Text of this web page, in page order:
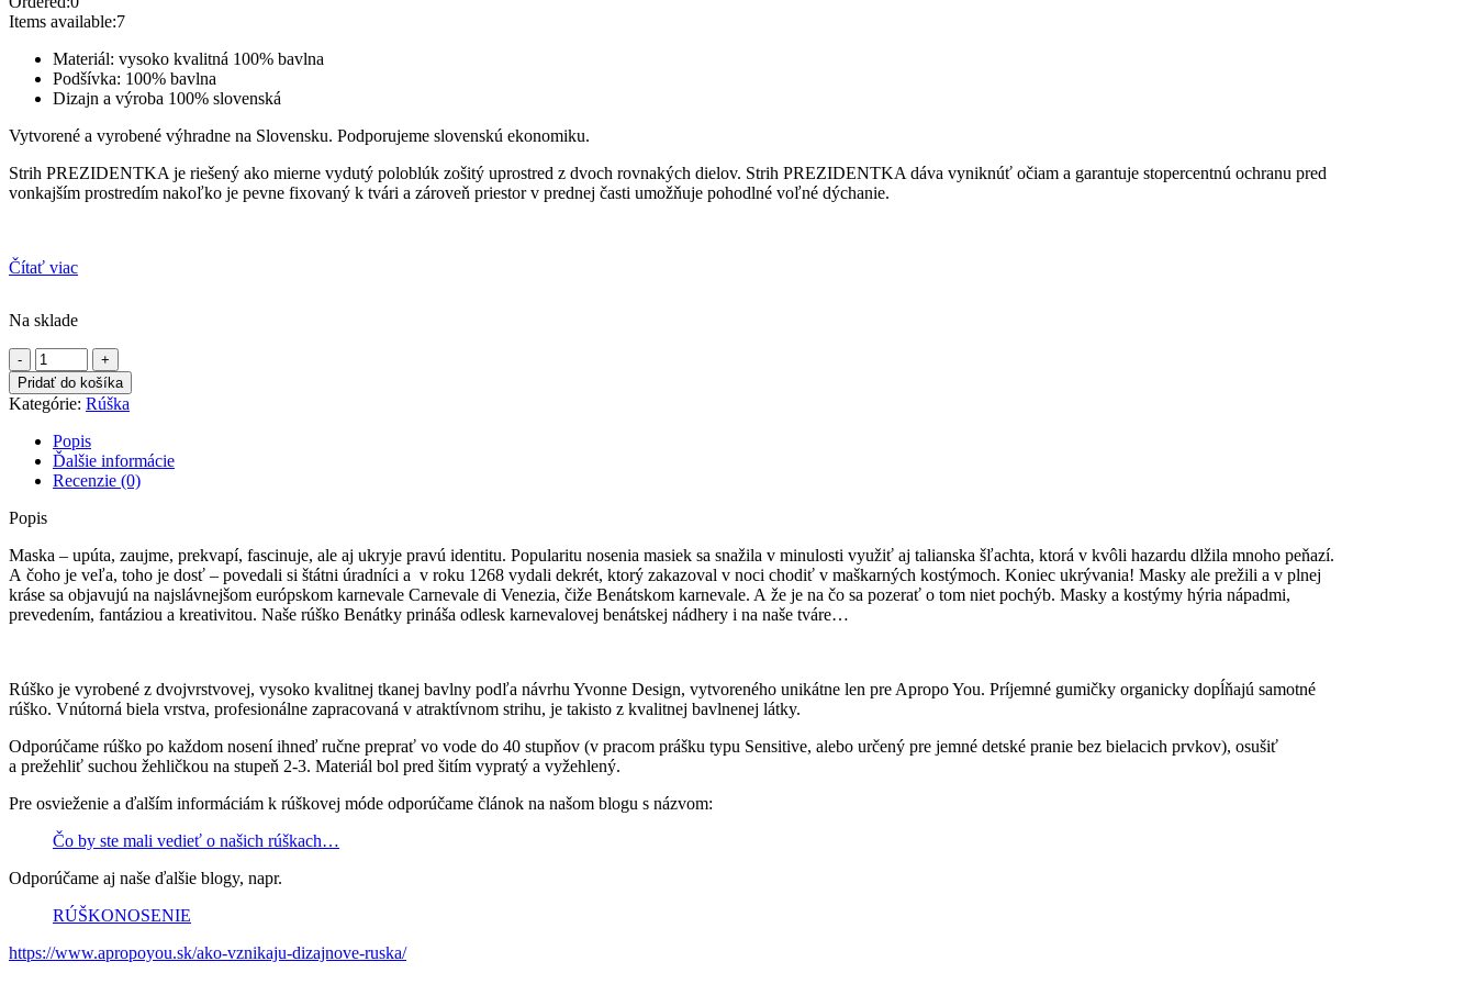
Items available:7
Materiál: vysoko kvalitná 100% bavlna
Podšívka: 100% bavlna
Dizajn a výroba 100% slovenská
Vytvorené a vyrobené výhradne na Slovensku. Podporujeme slovenskú ekonomiku.
Strih PREZIDENTKA je riešený ako mierne vydutý poloblúk zošitý uprostred z dvoch rovnakých dielov. Strih PREZIDENTKA dáva vyniknúť očiam a garantuje stopercentnú ochranu pred
vonkajším prostredím nakoľko je pevne fixovaný k tvári a zároveň priestor v prednej časti umožňuje pohodlné voľné dýchanie.
Čítať viac
Na sklade
množstvo
Rúško
Benátky
Pridať do košíka
Kategórie: Rúška
Popis
Ďalšie informácie
Recenzie (0)
Popis
Maska – upúta, zaujme, prekvapí, fascinuje, ale aj ukryje pravú identitu. Popularitu nosenia masiek sa snažila v minulosti využiť aj talianska šľachta, ktorá v kvôli hazardu dlžila mnoho peňazí.
A čoho je veľa, toho je dosť – povedali si štátni úradníci a v roku 1268 vydali dekrét, ktorý zakazoval v noci chodiť v maškarných kostýmoch. Koniec ukrývania! Masky ale prežili a v plnej
kráse sa objavujú na najslávnejšom európskom karnevale Carnevale di Venezia, čiže Benátskom karnevale. A že je na čo sa pozerať o tom niet pochýb. Masky a kostýmy hýria nápadmi,
prevedením, fantáziou a kreativitou. Naše rúško Benátky prináša odlesk karnevalovej benátskej nádhery i na naše tváre…
Rúško je vyrobené z dvojvrstvovej, vysoko kvalitnej tkanej bavlny podľa návrhu Yvonne Design, vytvoreného unikátne len pre Apropo You. Príjemné gumičky organicky dopĺňajú samotné
rúško. Vnútorná biela vrstva, profesionálne zapracovaná v atraktívnom strihu, je takisto z kvalitnej bavlnenej látky.
Odporúčame rúško po každom nosení ihneď ručne preprať vo vode do 40 stupňov (v pracom prášku typu Sensitive, alebo určený pre jemné detské pranie bez bielacich prvkov), osušiť
a prežehliť suchou žehličkou na stupeň 2-3. Materiál bol pred šitím vypratý a vyžehlený.
Pre osvieženie a ďalším informáciám k rúškovej móde odporúčame článok na našom blogu s názvom:
Čo by ste mali vedieť o našich rúškach…
Odporúčame aj naše ďalšie blogy, napr.
RÚŠKONOSENIE
https://www.apropoyou.sk/ako-vznikaju-dizajnove-ruska/